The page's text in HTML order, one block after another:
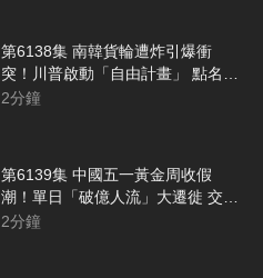
第6138集 南韓貨輪遭炸引爆衝
突！川普啟動「自由計畫」 點名
韓、中助海峽重啟
2分鐘
第6139集 中國五一黃金周收假
潮！單日「破億人流」大遷徙 交通
系統面臨極限考驗
2分鐘